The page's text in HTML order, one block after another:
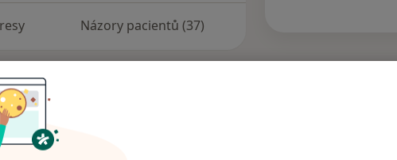
Názory pacientů (37)
státní lékařské akademie,
vzdělání v oboru zubní